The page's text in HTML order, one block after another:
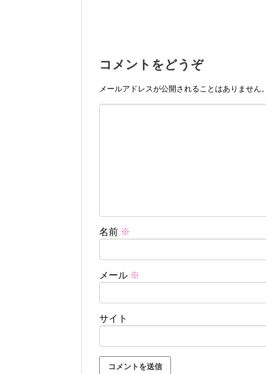
コメントをどうぞ
メールアドレスが公開されることはありません。
名前 ※
メール ※
サイト